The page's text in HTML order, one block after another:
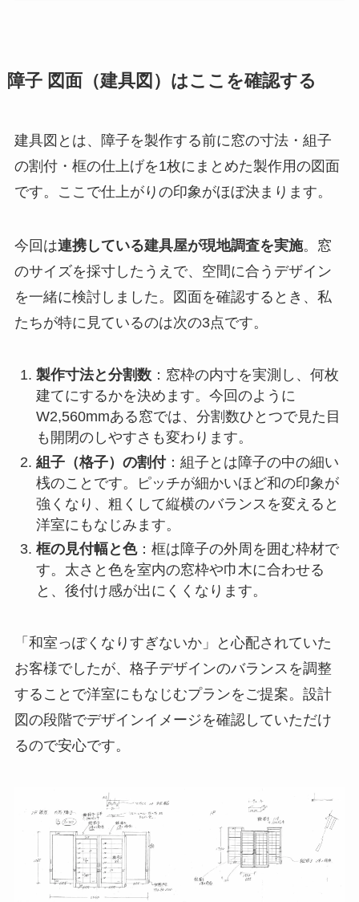
障子 図面（建具図）はここを確認する
建具図とは、障子を製作する前に窓の寸法・組子
の割付・框の仕上げを1枚にまとめた製作用の図面
です。ここで仕上がりの印象がほぼ決まります。
今回は連携している建具屋が現地調査を実施。窓
のサイズを採寸したうえで、空間に合うデザイン
を一緒に検討しました。図面を確認するとき、私
たちが特に見ているのは次の3点です。
製作寸法と分割数：窓枠の内寸を実測し、何枚
建てにするかを決めます。今回のように
W2,560mmある窓では、分割数ひとつで見た目
も開閉のしやすさも変わります。
組子（格子）の割付：組子とは障子の中の細い
桟のことです。ピッチが細かいほど和の印象が
強くなり、粗くして縦横のバランスを変えると
洋室にもなじみます。
框の見付幅と色：框は障子の外周を囲む枠材で
す。太さと色を室内の窓枠や巾木に合わせる
と、後付け感が出にくくなります。
「和室っぽくなりすぎないか」と心配されていた
お客様でしたが、格子デザインのバランスを調整
することで洋室にもなじむプランをご提案。設計
図の段階でデザインイメージを確認していただけ
るので安心です。